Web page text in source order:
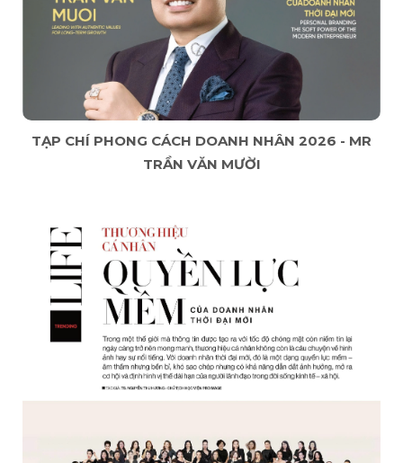
TẠP CHÍ PHONG CÁCH DOANH NHÂN 2026 - MR
TRẦN VĂN MƯỜI